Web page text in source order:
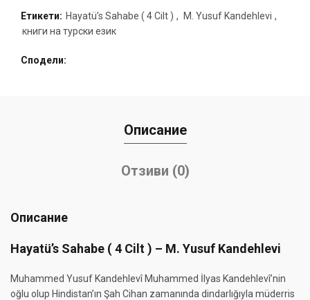
Етикети: Hayatü’s Sahabe ( 4 Cilt ) , M. Yusuf Kandehlevi ,
книги на турски език
Сподели
Описание
Отзиви (0)
Описание
Hayatü’s Sahabe ( 4 Cilt ) – M. Yusuf Kandehlevi
Muhammed Yusuf Kandehlevî Muhammed İlyas Kandehlevî’nin
oğlu olup Hindistan’ın Şah Cihan zamanında dindarlığıyla müderris